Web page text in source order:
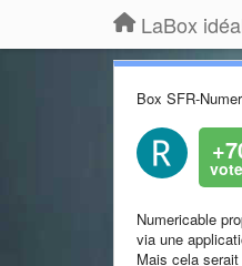
LaBox
Box SFR-
Numericable
via une
Mais cela